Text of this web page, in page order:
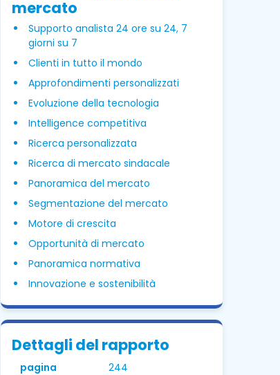
mercato
Supporto analista 24 ore su 24, 7
giorni su 7
Clienti in tutto il mondo
Approfondimenti personalizzati
Evoluzione della tecnologia
Intelligence competitiva
Ricerca personalizzata
Ricerca di mercato sindacale
Panoramica del mercato
Segmentazione del mercato
Motore di crescita
Opportunità di mercato
Panoramica normativa
Innovazione e sostenibilità
Dettagli del rapporto
pagina 244